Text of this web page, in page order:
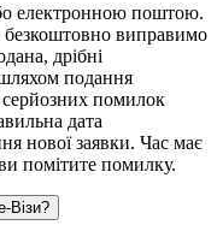
електронною поштою.
виправимо
дрібні
подання
помилок
дата
нової заявки. Час має
помітите помилку.
Візи?